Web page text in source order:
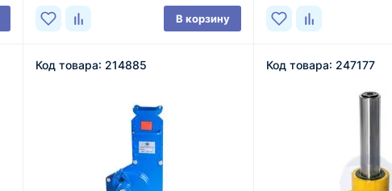
В корзину
Код товара: 214885 Код товара: 247177